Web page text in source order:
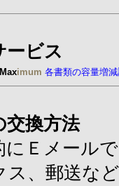
ービス
imum 各書類の容量増
交換方法
にＥメール
ス、郵送な